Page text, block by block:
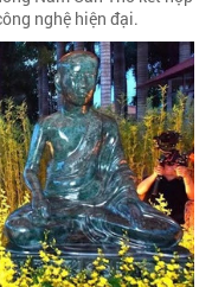
nghệ hiện đại.